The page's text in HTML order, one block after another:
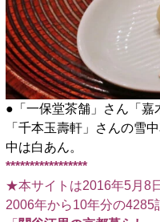
●「一保堂茶舗」さん「嘉
「千本玉壽軒」さんの雪
中は白あん。
*****************
★本サイトは2016年5月8
2006年から10年分の4285